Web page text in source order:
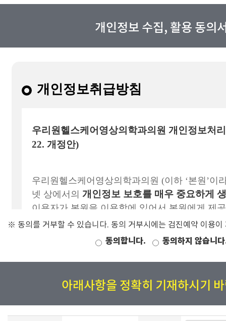
개인정보 수집, 활용 동의
※ 동의를 거부할 수 있습니다. 동의 거부시에는 검진예약 이용이
동의합니다. 동의하지 않습니
아래사항을 정확히 기재하시기